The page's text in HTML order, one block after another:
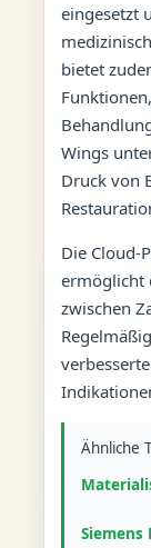
eingesetzt
bietet
Wings
Druck von
Die Cloud-
ermöglicht
zwischen
Ähnliche
Siemens